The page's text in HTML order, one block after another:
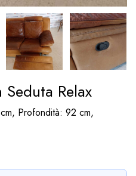
Relax
Profondità: 92 cm,